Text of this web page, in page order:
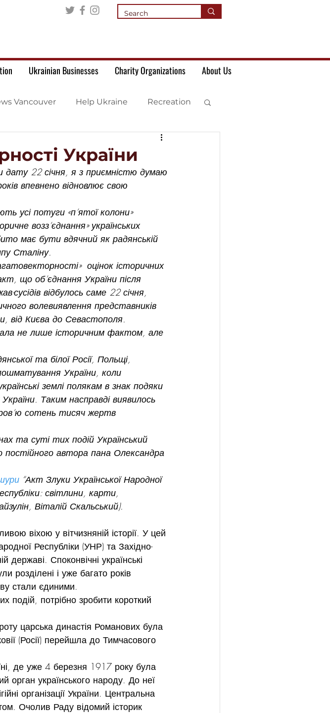
Ukrainian Businesses Charity Organizations About Us
Vancouver Help Ukraine Recreation
України
дату 22 січня, я з приємністю думаю
впевнено відновлює свою
усі потуги «п’ятої колони»
возз’єднання» українських
має бути вдячний як радянській
Сталіну.
оцінок історичних
що об’єднання України після
сусідів відбулось саме 22 січня,
волевиявлення представників
від Києва до Севастополя.
не лише історичним фактом, але
України, коли
землі полякам в знак подяки
Таким насправді виявилось
сотень тисяч жертв
постійного автора пана Олександра
“Акт Злуки Української Народної
світлини, карти,
Віталій Скальський).
віхою у вітчизняній історії. У цей
Республіки (УНР) та Західно-
державі. Споконвічні українські
розділені і уже багато років
стали єдиними.
подій, потрібно зробити короткий
царська династія Романових була
(Росії) перейшла до Тимчасового
де уже 4 березня 1917 року була
орган українського народу. До неї
організації України. Центральна
Очолив Раду відомий історик